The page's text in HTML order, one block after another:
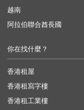
越南
阿拉伯聯合酋長國
你在找什麼？
香港租屋
香港租寫字樓
香港租工業樓